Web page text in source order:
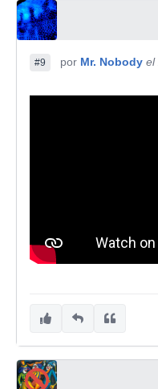
#9 por Mr. Nobody el